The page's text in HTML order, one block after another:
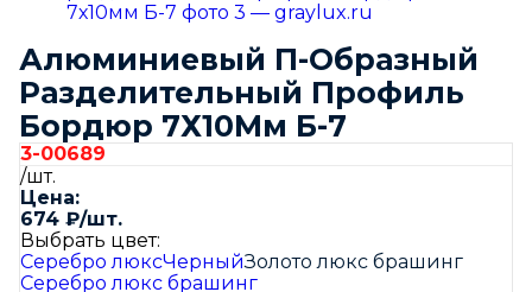
Алюминиевый П-Образный
Разделительный Профиль
Бордюр 7Х10Мм Б-7
3-00689
/шт.
Цена:
674 ₽/шт.
Выбрать цвет:
Серебро люксЧерныйЗолото люкс брашинг
Серебро люкс брашинг